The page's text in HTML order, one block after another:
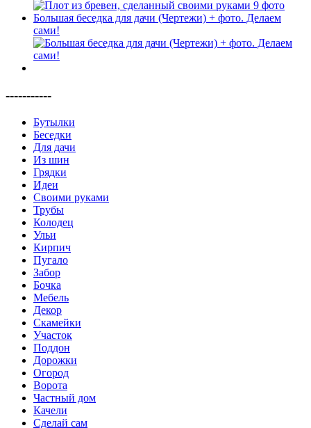
Большая беседка для дачи (Чертежи) + фото. Делаем
сами!
-----------
Бутылки
Беседки
Для дачи
Из шин
Грядки
Идеи
Своими руками
Трубы
Колодец
Ульи
Кирпич
Пугало
Забор
Бочка
Мебель
Декор
Скамейки
Участок
Поддон
Дорожки
Огород
Ворота
Частный дом
Качели
Сделай сам